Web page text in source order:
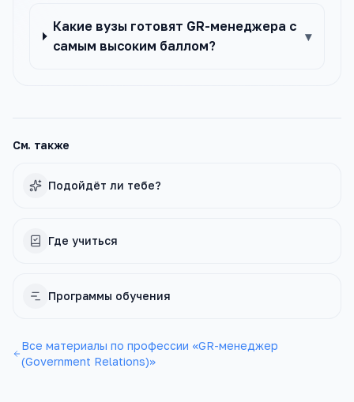
Какие вузы готовят GR-менеджера с
самым высоким баллом?
▾
См. также
Подойдёт ли тебе?
Где учиться
Программы обучения
Все материалы по профессии «GR-менеджер
(Government Relations)»